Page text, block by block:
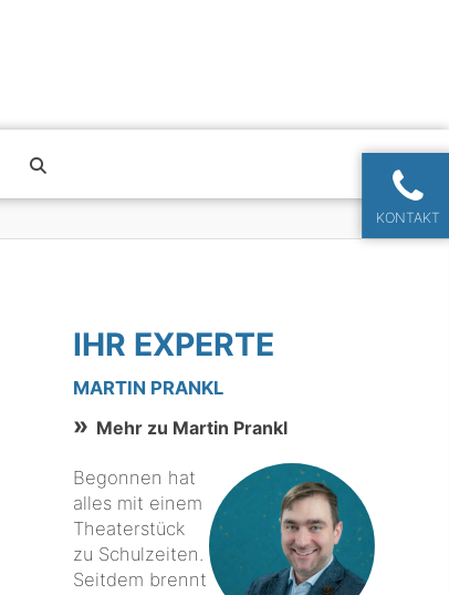
KONTAKT
IHR EXPERTE
MARTIN PRANKL
Mehr zu Martin Prankl
Begonnen hat
alles mit einem
Theaterstück
zu Schulzeiten.
Seitdem brennt